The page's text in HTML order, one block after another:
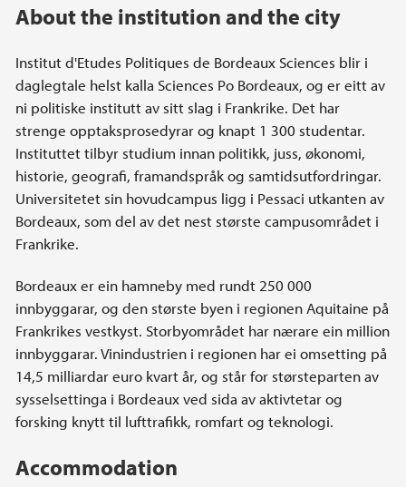
About the institution and the city
Institut d'Etudes Politiques de Bordeaux Sciences blir i
daglegtale helst kalla Sciences Po Bordeaux, og er eitt av
ni politiske institutt av sitt slag i Frankrike. Det har
strenge opptaksprosedyrar og knapt 1 300 studentar.
Instituttet tilbyr studium innan politikk, juss, økonomi,
historie, geografi, framandspråk og samtidsutfordringar.
Universitetet sin hovudcampus ligg i Pessaci utkanten av
Bordeaux, som del av det nest største campusområdet i
Frankrike.
Bordeaux er ein hamneby med rundt 250 000
innbyggarar, og den største byen i regionen Aquitaine på
Frankrikes vestkyst. Storbyområdet har nærare ein million
innbyggarar. Vinindustrien i regionen har ei omsetting på
14,5 milliardar euro kvart år, og står for størsteparten av
sysselsettinga i Bordeaux ved sida av aktivtetar og
forsking knytt til lufttrafikk, romfart og teknologi.
Accommodation